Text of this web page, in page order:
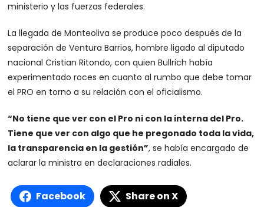
ministerio y las fuerzas federales.
La llegada de Monteoliva se produce poco después de la
separación de Ventura Barrios, hombre ligado al diputado
nacional Cristian Ritondo, con quien Bullrich había
experimentado roces en cuanto al rumbo que debe tomar
el PRO en torno a su relación con el oficialismo.
“No tiene que ver con el Pro ni con la interna del Pro.
Tiene que ver con algo que he pregonado toda la vida,
la transparencia en la gestión”, se había encargado de
aclarar la ministra en declaraciones radiales.
Facebook Share on X